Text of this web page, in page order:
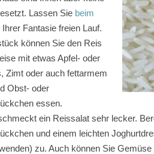
Lassen Sie beim
Ihrer Fantasie freien Lauf.
können Sie den Reis
mit etwas Apfel- oder
Zimt oder auch fettarmem
Obst- oder
essen.
ein Reissalat sehr lecker.
und einem leichten
zu. Auch können Sie